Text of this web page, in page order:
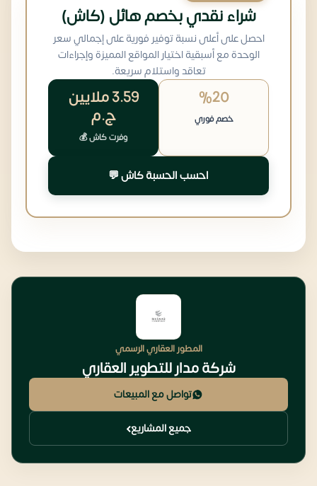
شراء نقدي بخصم هائل (كاش)
احصل على أعلى نسبة توفير فورية على إجمالي سعر
الوحدة مع أسبقية اختيار المواقع المميزة وإجراءات
تعاقد واستلام سريعة.
%20
خصم فوري
3.59 ملايين
ج.م
وفرت كاش 💰
احسب الحسبة كاش 💬
المطور العقاري الرسمي
شركة مدار للتطوير العقاري
تواصل مع المبيعات
جميع المشاريع